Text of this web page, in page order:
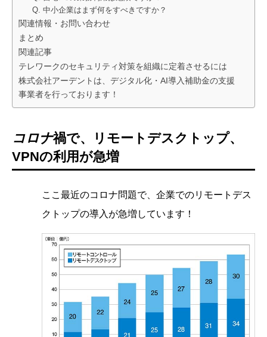
Q. 中小企業はまず何をすべきですか？
関連情報・お問い合わせ
まとめ
関連記事
テレワークのセキュリティ対策を組織に定着させるには
株式会社アーデントは、デジタル化・AI導入補助金の支援
事業者を行っております！
コロナ禍で、リモートデスクトップ、
VPNの利用が急増
ここ最近のコロナ問題で、企業でのリモートデス
クトップの導入が急増しています！